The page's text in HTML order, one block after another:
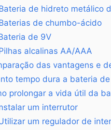
de hidreto metálico
de chumbo-ácido
de 9V
alcalinas AA/AAA
das vantagens e
tempo dura a bateria
prolongar a vida útil da
um interrutor
um regulador de